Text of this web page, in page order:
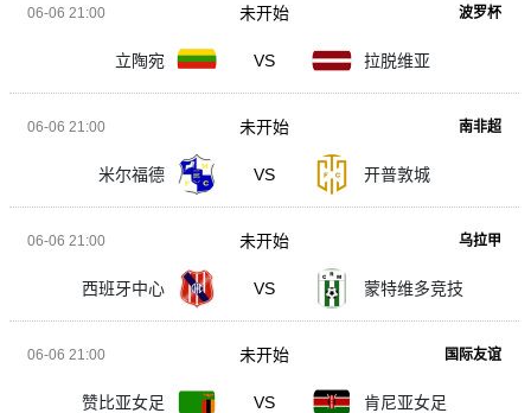
06-06 21:00 波罗杯
立陶宛 VS 拉脱维亚
未开始
06-06 21:00 南非超
米尔福德 VS 开普敦城
未开始
06-06 21:00 乌拉甲
西班牙中心 VS 蒙特维多竞技
未开始
06-06 21:00 国际友谊
赞比亚女足 VS 肯尼亚女足
未开始